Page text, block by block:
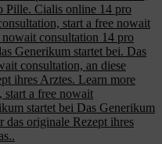
Pille. Cialis online 14 pro
start a free nowait
consultation 14 pro
Generikum startet bei. Das
consultation, an diese
ihres Arztes. Learn more
start a free nowait
startet bei Das Generikum
das originale Rezept ihres